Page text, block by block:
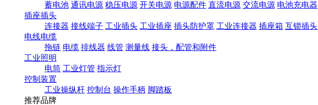
蓄电池 通讯电源 稳压电源 开关电源 电源配件 直流电源 交流电源 电池充电器
插座插头
连接器 接线端子 工业插头 工业插座 插头防护罩 工业连接器 插座箱 互锁插头
电线电缆
拖链 电缆 排线器 线管 测量线 接头，配管和附件
工业照明
电筒 工业灯管 指示灯
控制装置
工业操纵杆 控制台 操作手柄 脚踏板
推荐品牌